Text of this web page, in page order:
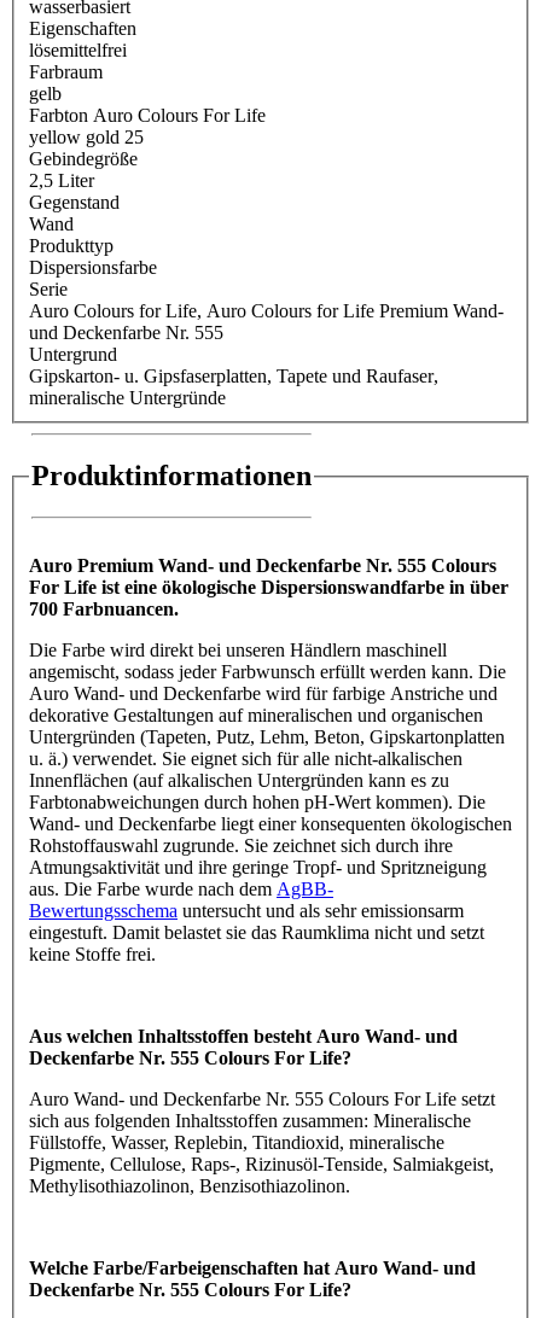
wasserbasiert
Eigenschaften
lösemittelfrei
Farbraum
gelb
Farbton Auro Colours For Life
yellow gold 25
Gebindegröße
2,5 Liter
Gegenstand
Wand
Produkttyp
Dispersionsfarbe
Serie
Auro Colours for Life, Auro Colours for Life Premium Wand-
und Deckenfarbe Nr. 555
Untergrund
Gipskarton- u. Gipsfaserplatten, Tapete und Raufaser,
mineralische Untergründe
Produktinformationen
Auro Premium Wand- und Deckenfarbe Nr. 555 Colours
For Life ist eine ökologische Dispersionswandfarbe in über
700 Farbnuancen.
Die Farbe wird direkt bei unseren Händlern maschinell
angemischt, sodass jeder Farbwunsch erfüllt werden kann. Die
Auro Wand- und Deckenfarbe wird für farbige Anstriche und
dekorative Gestaltungen auf mineralischen und organischen
Untergründen (Tapeten, Putz, Lehm, Beton, Gipskartonplatten
u. ä.) verwendet. Sie eignet sich für alle nicht-alkalischen
Innenflächen (auf alkalischen Untergründen kann es zu
Farbtonabweichungen durch hohen pH-Wert kommen). Die
Wand- und Deckenfarbe liegt einer konsequenten ökologischen
Rohstoffauswahl zugrunde. Sie zeichnet sich durch ihre
Atmungsaktivität und ihre geringe Tropf- und Spritzneigung
aus. Die Farbe wurde nach dem AgBB-
Bewertungsschema untersucht und als sehr emissionsarm
eingestuft. Damit belastet sie das Raumklima nicht und setzt
keine Stoffe frei.
Aus welchen Inhaltsstoffen besteht Auro Wand- und
Deckenfarbe Nr. 555 Colours For Life?
Auro Wand- und Deckenfarbe Nr. 555 Colours For Life setzt
sich aus folgenden Inhaltsstoffen zusammen: Mineralische
Füllstoffe, Wasser, Replebin, Titandioxid, mineralische
Pigmente, Cellulose, Raps-, Rizinusöl-Tenside, Salmiakgeist,
Methylisothiazolinon, Benzisothiazolinon.
Welche Farbe/Farbeigenschaften hat Auro Wand- und
Deckenfarbe Nr. 555 Colours For Life?